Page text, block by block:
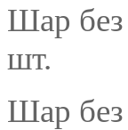
Шар
шт.
Шар